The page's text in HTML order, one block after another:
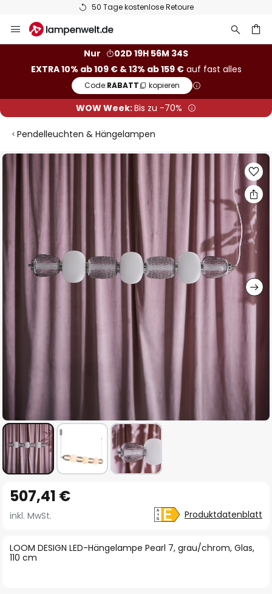
50 Tage kostenlose Retoure
Inhalt
Nur
02D 19H 56M 33S
EXTRA 10% ab 109 € & 13% ab 159 €auf fast alles
Code:RABATT kopieren
WOW Week:Bis zu -70%
Pendelleuchten & Hängelampen
Zum
der
Bildgalerie
springen
Anfang
der
springen
LOOM DESIGN LED-Hängelampe Pearl 7, grau/chrom, Glas,
110 cm
507,41 €
inkl. MwSt. Produktdatenblatt